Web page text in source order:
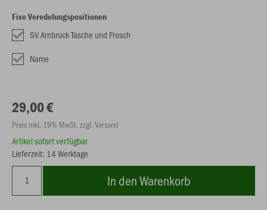
Fixe Veredelungspositionen
SV Arnbruck Tasche und Frosch
Name
29,00 €
Preis inkl. 19% MwSt. zzgl. Versand
Artikel sofort verfügbar
Lieferzeit: 14 Werktage
In den Warenkorb